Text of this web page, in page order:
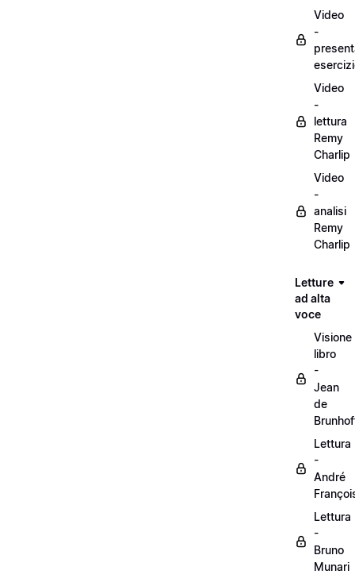
Video
-
Video
-
lettura
Remy
Charlip
Video
-
analisi
Remy
Charlip
Letture
ad alta
voce
Visione
libro
-
Jean
de
Lettura
-
André
Lettura
-
Bruno
Munari